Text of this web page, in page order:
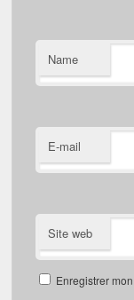
Name
E-mail
Site web
Enregistrer